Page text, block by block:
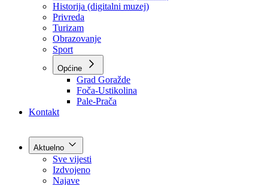
O kantonu
O kantonu
Simboli kantona (Grb, zastava)
Historija (digitalni muzej)
Privreda
Turizam
Obrazovanje
Sport
Općine
Kontakt
Aktuelno